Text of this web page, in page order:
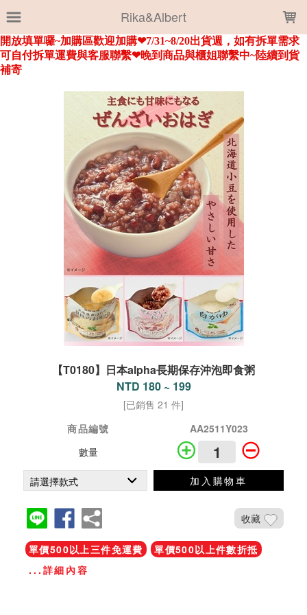
Rika&Albert
【T0180】日本alpha長期保存沖泡即食粥
NTD 180 ~ 199
[已銷售 21 件]
商品編號
AA2511Y023
數量
加入購物車
收藏
單價500以上三件免運費
單價500以上件數折抵
...詳細內容